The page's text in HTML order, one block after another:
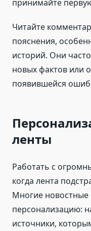
принимайте
Читайте
пояснения,
историй. Они
новых фактов или
появившейся
ленты
Работать с
когда лента
Многие новостные
персонализацию:
источники,